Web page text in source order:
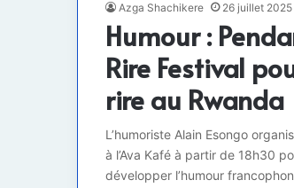
Azga Shachikere 26 juillet 2025
Humour :
Rire Festival
rire au Rwanda
L’humoriste Alain Esongo
à l’Ava Kafé à partir de 18h30
développer l’humour